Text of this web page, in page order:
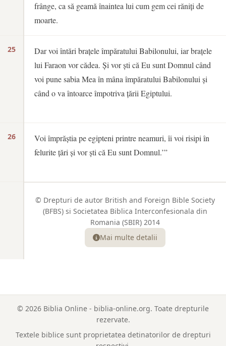
25
26
frânge, ca să geamă înaintea lui cum gem cei răniți de
moarte.
Dar voi întări brațele împăratului Babilonului, iar brațele
lui Faraon vor cădea. Și vor ști că Eu sunt Domnul când
voi pune sabia Mea în mâna împăratului Babilonului și
când o va întoarce împotriva țării Egiptului.
Voi împrăștia pe egipteni printre neamuri, îi voi risipi în
felurite țări și vor ști că Eu sunt Domnul.’”
© Drepturi de autor British and Foreign Bible Society
(BFBS) si Societatea Biblica Interconfesionala din
Romania (SBIR) 2014
Mai multe detalii
© 2026 Biblia Online - biblia-online.org. Toate drepturile
rezervate.
Textele biblice sunt proprietatea detinatorilor de drepturi